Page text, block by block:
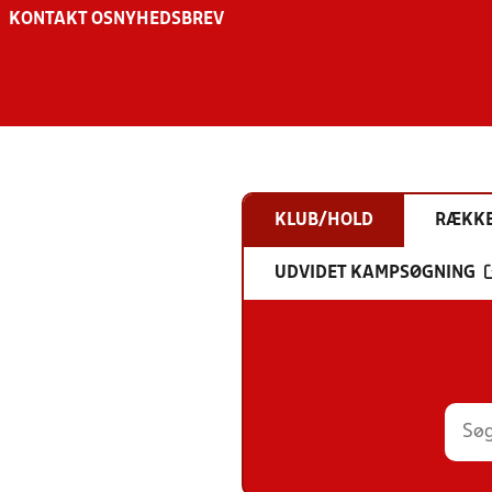
KONTAKT OS NYHEDSBREV
KLUB/HOLD
UDVIDET KAMPSØGNING